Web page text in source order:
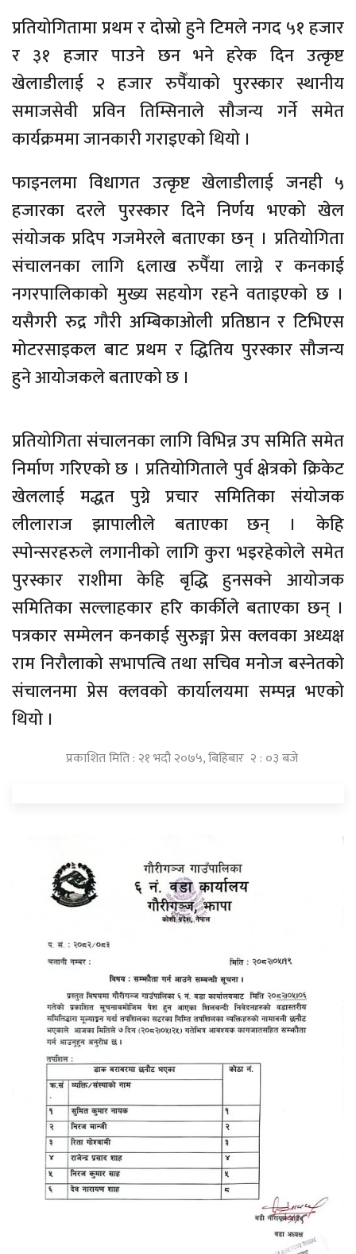
प्रतियोगितामा प्रथम र दोस्रो हुने टिमले नगद ५१ हजार
र ३१ हजार पाउने छन भने हरेक दिन उत्कृष्ट
खेलाडीलाई २ हजार रुपैँयाको पुरस्कार स्थानीय
समाजसेवी प्रविन तिम्सिनाले सौजन्य गर्ने समेत
कार्यक्रममा जानकारी गराइएको थियो ।
फाइनलमा विधागत उत्कृष्ट खेलाडीलाई जनही ५
हजारका दरले पुरस्कार दिने निर्णय भएको खेल
संयोजक प्रदिप गजमेरले बताएका छन् । प्रतियोगिता
संचालनका लागि ६लाख रुपैँया लाग्ने र कनकाई
नगरपालिकाको मुख्य सहयोग रहने वताइएको छ ।
यसैगरी रुद्र गौरी अम्बिकाओली प्रतिष्ठान र टिभिएस
मोटरसाइकल बाट प्रथम र द्धितिय पुरस्कार सौजन्य
हुने आयोजकले बताएको छ ।
प्रतियोगिता संचालनका लागि विभिन्न उप समिति समेत
निर्माण गरिएको छ । प्रतियोगिताले पुर्व क्षेत्रको क्रिकेट
खेललाई मद्धत पुग्ने प्रचार समितिका संयोजक
लीलाराज झापालीले बताएका छन् । केहि
स्पोन्सरहरुले लगानीको लागि कुरा भइरहेकोले समेत
पुरस्कार राशीमा केहि बृद्धि हुनसक्ने आयोजक
समितिका सल्लाहकार हरि कार्कीले बताएका छन् ।
पत्रकार सम्मेलन कनकाई सुरुङ्गा प्रेस क्लवका अध्यक्ष
राम निरौलाको सभापत्वि तथा सचिव मनोज बस्नेतको
संचालनमा प्रेस क्लवको कार्यालयमा सम्पन्न भएको
थियो ।
प्रकाशित मिति : २१ भदौ २०७५, बिहिबार २ : ०३ बजे